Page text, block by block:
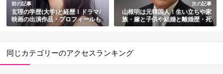
前の記事
玄理の学歴(大学)と経歴！ドラマ/
映画の出演作品・プロフィールも
徹底紹介【EXILE町田啓太と結
次の記事
山根明は元韓国人！生い立ちや家
族・嫁と子供や結婚と離婚歴・死
去も総まとめ【元日本ボクシング
同じカテゴリーのアクセスランキング